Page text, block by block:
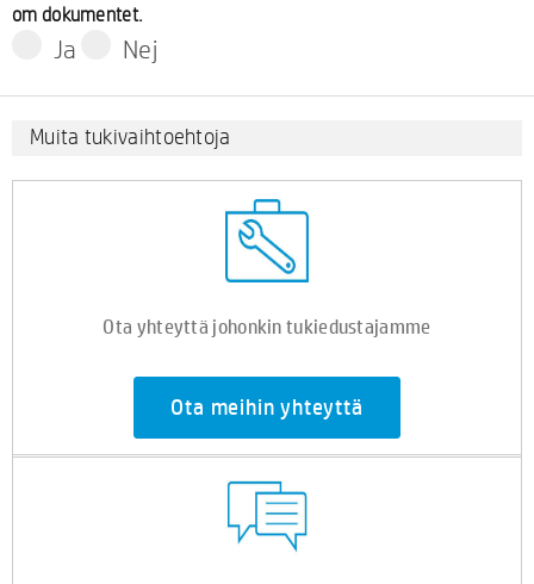
om dokumentet.
Ja Nej
Muita tukivaihtoehtoja
Ota yhteyttä johonkin tukiedustajamme
Ota meihin yhteyttä